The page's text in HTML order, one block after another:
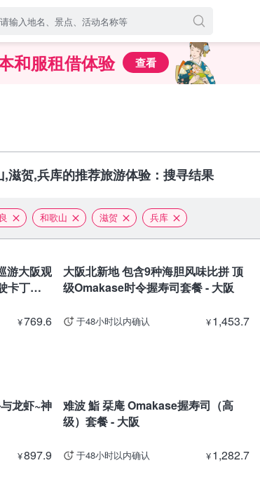
和服租借体验 查看
滋贺,兵库的推荐旅游体验：搜寻结果
和歌山 滋贺 兵库
游大阪观
卡丁车
¥769.6
大阪北新地 包含9种海胆风味比拼 顶
级Omakase时令握寿司套餐 - 大阪
于48小时以内确认 ¥1,453.7
龙虾~神
¥897.9
难波 鮨 栞庵 Omakase握寿司（高
级）套餐 - 大阪
于48小时以内确认 ¥1,282.7